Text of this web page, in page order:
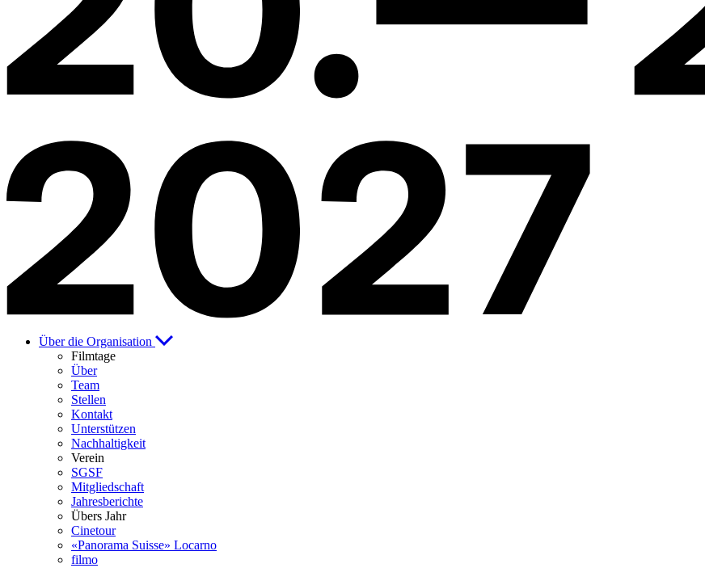
Über die Organisation
Filmtage
Über
Team
Stellen
Kontakt
Unterstützen
Nachhaltigkeit
Verein
SGSF
Mitgliedschaft
Jahresberichte
Übers Jahr
Cinetour
«Panorama Suisse» Locarno
filmo